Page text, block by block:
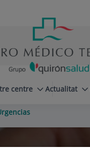
centre Actualitat